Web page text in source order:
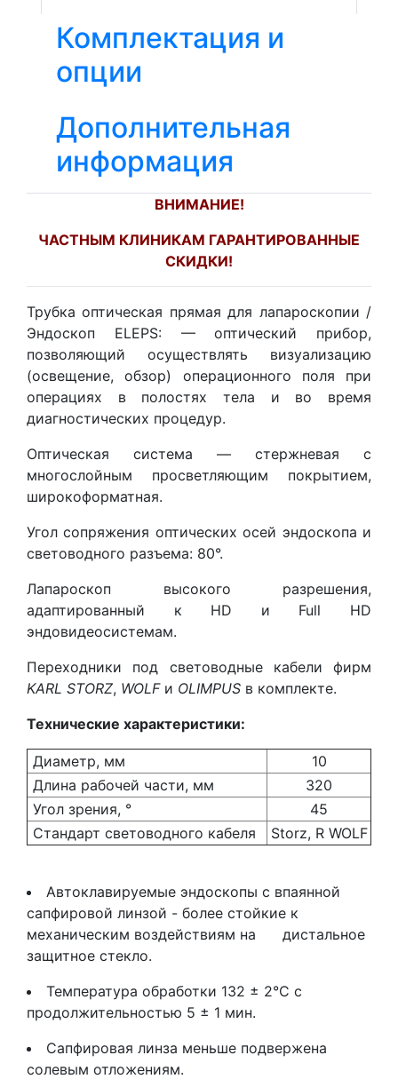
Комплектация и
опции
Дополнительная
информация
ВНИМАНИЕ!
ЧАСТНЫМ КЛИНИКАМ ГАРАНТИРОВАННЫЕ
СКИДКИ!
Трубка оптическая прямая для лапароскопии /
Эндоскоп ELEPS: — оптический прибор,
позволяющий осуществлять визуализацию
(освещение, обзор) операционного поля при
операциях в полостях тела и во время
диагностических процедур.
Оптическая система — стержневая с
многослойным просветляющим покрытием,
широкоформатная.
Угол сопряжения оптических осей эндоскопа и
световодного разъема: 80°.
Лапароскоп высокого разрешения,
адаптированный к HD и Full HD
эндовидеосистемам.
Переходники под световодные кабели фирм
KARL STORZ, WOLFи OLIMPUS в комплекте.
Технические характеристики:
Диаметр, мм
10
Длина рабочей части, мм
320
Угол зрения, °
45
Стандарт световодного кабеля
Storz, R WOLF
Автоклавируемые эндоскопы с впаянной
сапфировой линзой - более стойкие к
механическим воздействиям на дистальное
защитное стекло.
Температура обработки 132 ± 2°С с
продолжительностью 5 ± 1 мин.
Сапфировая линза меньше подвержена
солевым отложениям.